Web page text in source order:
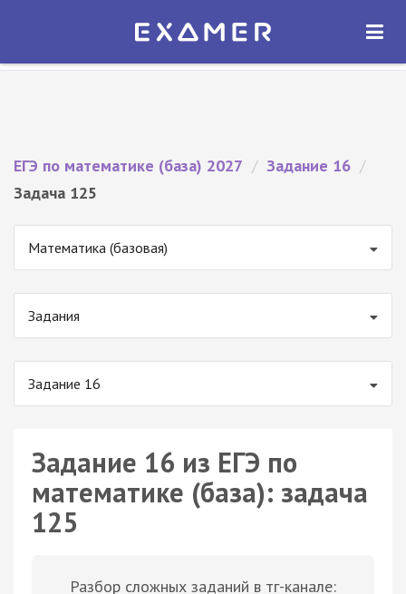
Экзамер — ЕГЭ 2027
ОТКРЫТЬ
ЕГЭ по математике (база) 2027 / Задание 16 /
Задача 125
Математика (базовая)
Задания
Задание 16
Задание 16 из ЕГЭ по
математике (база): задача
125
Разбор сложных заданий в тг-канале: